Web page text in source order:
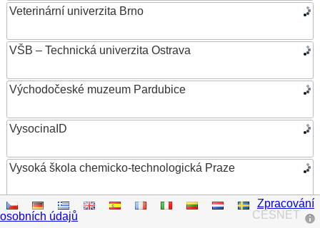
Veterinární univerzita Brno
VŠB – Technická univerzita Ostrava
Východočeské muzeum Pardubice
VysocinaID
Vysoká škola chemicko-technologická Praze
Vysoká škola ekonomická v Praze
CESNET
Zpracování
osobních údajů